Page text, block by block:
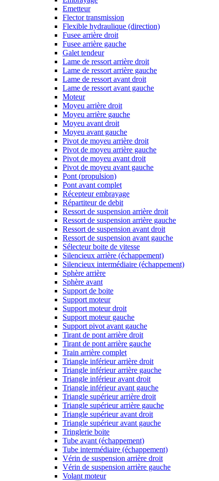
Emetteur
Flector transmission
Flexible hydraulique (direction)
Fusee arrière droit
Fusee arrière gauche
Galet tendeur
Lame de ressort arrière droit
Lame de ressort arrière gauche
Lame de ressort avant droit
Lame de ressort avant gauche
Moteur
Moyeu arrière droit
Moyeu arrière gauche
Moyeu avant droit
Moyeu avant gauche
Pivot de moyeu arrière droit
Pivot de moyeu arrière gauche
Pivot de moyeu avant droit
Pivot de moyeu avant gauche
Pont (propulsion)
Pont avant complet
Récepteur embrayage
Répartiteur de debit
Ressort de suspension arrière droit
Ressort de suspension arrière gauche
Ressort de suspension avant droit
Ressort de suspension avant gauche
Sélecteur boite de vitesse
Silencieux arrière (échappement)
Silencieux intermédiaire (échappement)
Sphère arrière
Sphère avant
Support de boite
Support moteur
Support moteur droit
Support moteur gauche
Support pivot avant gauche
Tirant de pont arrière droit
Tirant de pont arrière gauche
Train arrière complet
Triangle inférieur arrière droit
Triangle inférieur arrière gauche
Triangle inférieur avant droit
Triangle inférieur avant gauche
Triangle supérieur arrière droit
Triangle supérieur arrière gauche
Triangle supérieur avant droit
Triangle supérieur avant gauche
Tringlerie boite
Tube avant (échappement)
Tube intermédiaire (échappement)
Vérin de suspension arrière droit
Vérin de suspension arrière gauche
Volant moteur